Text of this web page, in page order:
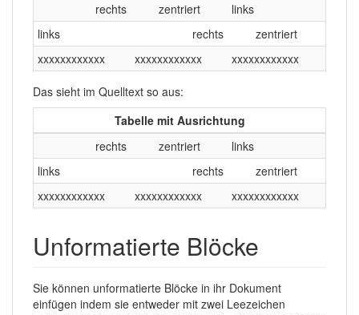
rechts
zentriert
links
links
rechts
zentriert
xxxxxxxxxxxx
xxxxxxxxxxxx xxxxxxxxxxxx
Das sieht im Quelltext so aus:
Tabelle mit Ausrichtung
rechts
zentriert
links
links
rechts
zentriert
xxxxxxxxxxxx
xxxxxxxxxxxx xxxxxxxxxxxx
Unformatierte Blöcke
Sie können unformatierte Blöcke in ihr Dokument
einfügen indem sie entweder mit zwei Leezeichen